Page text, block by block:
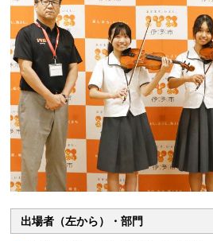
出場者（左から）・部門